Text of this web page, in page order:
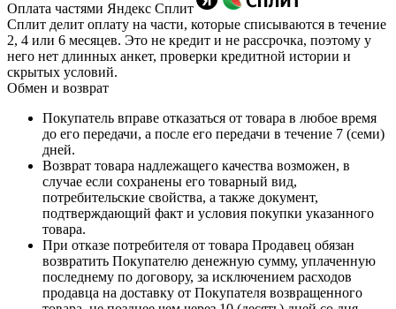
Оплата частями Яндекс Сплит
Сплит делит оплату на части, которые списываются в течение
2, 4 или 6 месяцев. Это не кредит и не рассрочка, поэтому у
него нет длинных анкет, проверки кредитной истории и
скрытых условий.
Обмен и возврат
Покупатель вправе отказаться от товара в любое время
до его передачи, а после его передачи в течение 7 (семи)
дней.
Возврат товара надлежащего качества возможен, в
случае если сохранены его товарный вид,
потребительские свойства, а также документ,
подтверждающий факт и условия покупки указанного
товара.
При отказе потребителя от товара Продавец обязан
возвратить Покупателю денежную сумму, уплаченную
последнему по договору, за исключением расходов
продавца на доставку от Покупателя возвращенного